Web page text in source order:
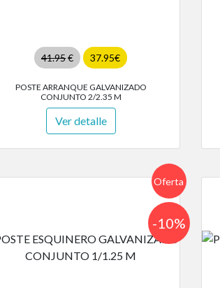
41.95€ 37.95€
POSTE ARRANQUE GALVANIZADO
CONJUNTO 2/2.35 M
Ver detalle
Oferta
-10%